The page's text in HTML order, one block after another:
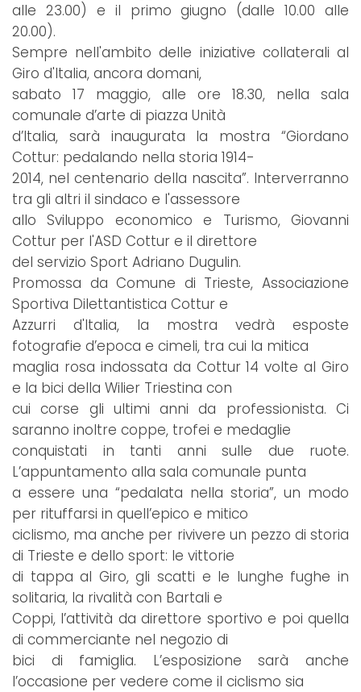
alle 23.00) e il primo giugno (dalle 10.00 alle
20.00).
Sempre nell'ambito delle iniziative collaterali al
Giro d'Italia, ancora domani,
sabato 17 maggio, alle ore 18.30, nella sala
comunale d’arte di piazza Unità
d’Italia, sarà inaugurata la mostra “Giordano
Cottur: pedalando nella storia 1914-
2014, nel centenario della nascita”. Interverranno
tra gli altri il sindaco e l'assessore
allo Sviluppo economico e Turismo, Giovanni
Cottur per l'ASD Cottur e il direttore
del servizio Sport Adriano Dugulin.
Promossa da Comune di Trieste, Associazione
Sportiva Dilettantistica Cottur e
Azzurri d'Italia, la mostra vedrà esposte
fotografie d’epoca e cimeli, tra cui la mitica
maglia rosa indossata da Cottur 14 volte al Giro
e la bici della Wilier Triestina con
cui corse gli ultimi anni da professionista. Ci
saranno inoltre coppe, trofei e medaglie
conquistati in tanti anni sulle due ruote.
L’appuntamento alla sala comunale punta
a essere una “pedalata nella storia”, un modo
per rituffarsi in quell’epico e mitico
ciclismo, ma anche per rivivere un pezzo di storia
di Trieste e dello sport: le vittorie
di tappa al Giro, gli scatti e le lunghe fughe in
solitaria, la rivalità con Bartali e
Coppi, l’attività da direttore sportivo e poi quella
di commerciante nel negozio di
bici di famiglia. L’esposizione sarà anche
l’occasione per vedere come il ciclismo sia